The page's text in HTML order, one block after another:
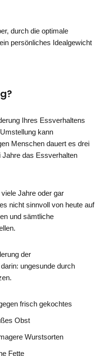
durch die optimale
persönliches Idealgewicht
Ihres Essverhaltens
kann
Menschen dauert es drei
Jahre das Essverhalten
Jahre oder gar
nicht sinnvoll von heute auf
und sämtliche
der
ungesunde durch
frisch gekochtes
Obst
Wurstsorten
Fette